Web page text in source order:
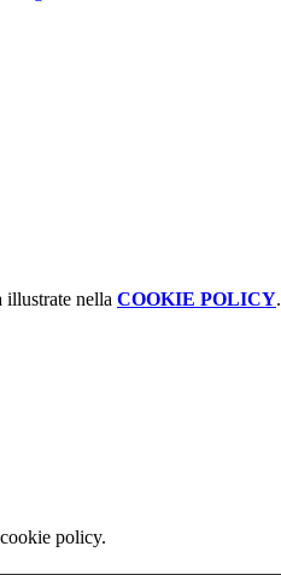
illustrate nella COOKIE POLICY.
policy.